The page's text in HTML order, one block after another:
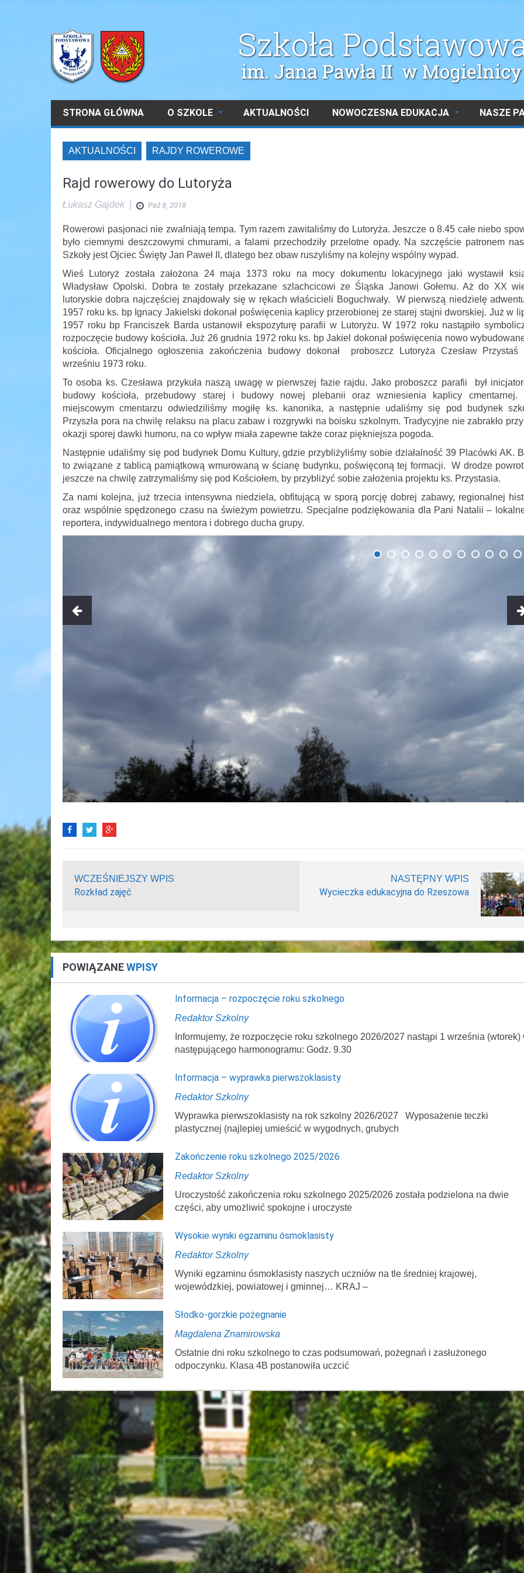
STRONA GŁÓWNA O SZKOLE AKTUALNOŚCI NOWOCZESNA EDUKACJA NASZE
AKTUALNOŚCI RAJDY ROWEROWE
Rajd rowerowy do Lutoryża
Łukasz Gajdek Paź 8, 2018
Rowerowi pasjonaci nie zwalniają tempa. Tym razem zawitaliśmy do Lutoryża. Jeszcze o 8.45 całe niebo
było ciemnymi deszczowymi chmurami, a falami przechodziły przelotne opady. Na szczęście patronem
Szkoły jest Ojciec Święty Jan Paweł II, dlatego bez obaw ruszyliśmy na kolejny wspólny wypad.
Wieś Lutoryż została założona 24 maja 1373 roku na mocy dokumentu lokacyjnego jaki wystawił
Władysław Opolski. Dobra te zostały przekazane szlachcicowi ze Śląska Janowi Gołemu. Aż do XX
lutoryskie dobra najczęściej znajdowały się w rękach właścicieli Boguchwały. W pierwszą niedzielę
1957 roku ks. bp Ignacy Jakielski dokonał poświęcenia kaplicy przerobionej ze starej stajni dworskiej. Już w
1957 roku bp Franciszek Barda ustanowił ekspozyturę parafii w Lutoryżu. W 1972 roku nastąpiło
rozpoczęcie budowy kościoła. Już 26 grudnia 1972 roku ks. bp Jakiel dokonał poświęcenia nowo
kościoła. Oficjalnego ogłoszenia zakończenia budowy dokonał proboszcz Lutoryża Czesław Przystaś
wrześniu 1973 roku.
To osoba ks. Czesława przykuła naszą uwagę w pierwszej fazie rajdu. Jako proboszcz parafii był
budowy kościoła, przebudowy starej i budowy nowej plebanii oraz wzniesienia kaplicy cmentarnej.
miejscowym cmentarzu odwiedziliśmy mogiłę ks. kanonika, a następnie udaliśmy się pod budynek
Przyszła pora na chwilę relaksu na placu zabaw i rozgrywki na boisku szkolnym. Tradycyjne nie zabrakło
okazji sporej dawki humoru, na co wpływ miała zapewne także coraz piękniejsza pogoda.
Następnie udaliśmy się pod budynek Domu Kultury, gdzie przybliżyliśmy sobie działalność 39 Placówki AK.
to związane z tablicą pamiątkową wmurowaną w ścianę budynku, poświęconą tej formacji. W drodze
jeszcze na chwilę zatrzymaliśmy się pod Kościołem, by przybliżyć sobie założenia projektu ks. Przystasia.
Za nami kolejna, już trzecia intensywna niedziela, obfitującą w sporą porcję dobrej zabawy, regionalnej
oraz wspólnie spędzonego czasu na świeżym powietrzu. Specjalne podziękowania dla Pani Natalii –
reportera, indywidualnego mentora i dobrego ducha grupy.
WCZEŚNIEJSZY WPIS
Rozkład zajęć
NASTĘPNY WPIS
Wycieczka edukacyjna do Rzeszowa
POWIĄZANEWPISY
Informacja – rozpoczęcie roku szkolnego
Redaktor Szkolny
Informujemy, że rozpoczęcie roku szkolnego 2026/2027 nastąpi 1 września (wtorek)
następującego harmonogramu: Godz. 9.30
Informacja – wyprawka pierwszoklasisty
Redaktor Szkolny
Wyprawka pierwszoklasisty na rok szkolny 2026/2027 Wyposażenie teczki
plastycznej (najlepiej umieścić w wygodnych, grubych
Zakończenie roku szkolnego 2025/2026
Redaktor Szkolny
Uroczystość zakończenia roku szkolnego 2025/2026 została podzielona na dwie
części, aby umożliwić spokojne i uroczyste
Wysokie wyniki egzaminu ósmoklasisty
Redaktor Szkolny
Wyniki egzaminu ósmoklasisty naszych uczniów na tle średniej krajowej,
wojewódzkiej, powiatowej i gminnej… KRAJ –
Słodko-gorzkie pożegnanie
Magdalena Znamirowska
Ostatnie dni roku szkolnego to czas podsumowań, pożegnań i zasłużonego
odpoczynku. Klasa 4B postanowiła uczcić